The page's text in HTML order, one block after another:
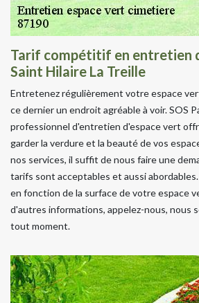
Tarif compétitif en entretien
Saint Hilaire La Treille
Entretenez régulièrement votre espace
ce dernier un endroit agréable à voir. SOS
professionnel d'entretien d'espace vert
garder la verdure et la beauté de vos
nos services, il suffit de nous faire une
tarifs sont acceptables et aussi
en fonction de la surface de votre espace
d'autres informations, appelez-nous, nous
tout moment.